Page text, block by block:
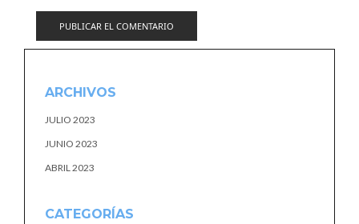
ARCHIVOS
JULIO 2023
JUNIO 2023
ABRIL 2023
CATEGORÍAS